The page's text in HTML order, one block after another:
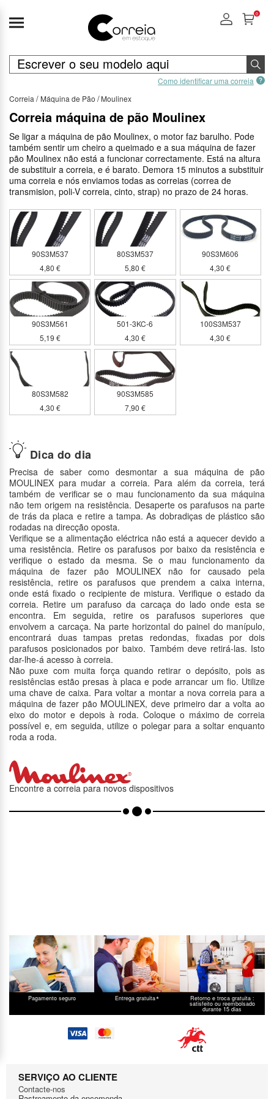
Como identificar uma correia
0
Correia Máquina de Pão Moulinex
Dica do dia
Precisa de saber como desmontar a sua máquina de pão
MOULINEX para mudar a correia. Para além da correia, terá
também de verificar se o mau funcionamento da sua máquina
não tem origem na resistência. Desaperte os parafusos na parte
de trás da placa e retire a tampa. As dobradiças de plástico são
rodadas na direcção oposta.
Verifique se a alimentação eléctrica não está a aquecer devido a
uma resistência. Retire os parafusos por baixo da resistência e
verifique o estado da mesma. Se o mau funcionamento da
máquina de fazer pão MOULINEX não for causado pela
resistência, retire os parafusos que prendem a caixa interna,
onde está fixado o recipiente de mistura. Verifique o estado da
correia. Retire um parafuso da carcaça do lado onde esta se
encontra. Em seguida, retire os parafusos superiores que
envolvem a carcaça. Na parte horizontal do painel do manípulo,
encontrará duas tampas pretas redondas, fixadas por dois
parafusos posicionados por baixo. Também deve retirá-las. Isto
dar-lhe-á acesso à correia.
Não puxe com muita força quando retirar o depósito, pois as
resistências estão presas à placa e pode arrancar um fio. Utilize
uma chave de caixa. Para voltar a montar a nova correia para a
máquina de fazer pão MOULINEX, deve primeiro dar a volta ao
eixo do motor e depois à roda. Coloque o máximo de correia
possível e, em seguida, utilize o polegar para a soltar enquanto
roda a roda.
Correia máquina de pão Moulinex
Se ligar a máquina de pão Moulinex, o motor faz barulho. Pode
também sentir um cheiro a queimado e a sua máquina de fazer
pão Moulinex não está a funcionar correctamente. Está na altura
de substituir a correia, e é barato. Demora 15 minutos a substituir
uma correia e nós enviamos todas as correias (correa de
transmision, poli-V correia, cinto, strap) no prazo de 24 horas.
90S3M537
4,80 €
80S3M537
5,80 €
90S3M606
4,30 €
90S3M561
5,19 €
501-3KC-6
4,30 €
100S3M537
4,30 €
80S3M582
4,30 €
90S3M585
7,90 €
Encontre a correia para novos dispositivos
Pagamento seguro Entrega gratuita* Retorno e troca gratuita :
satisfeito ou reembolsado
durante 15 dias
SERVIÇO AO CLIENTE
Contacte-nos